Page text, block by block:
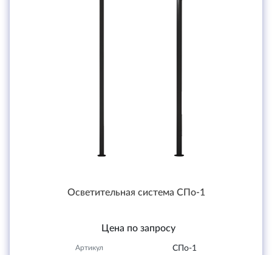
Осветительная система СПо-1
Цена по запросу
Артикул СПо-1